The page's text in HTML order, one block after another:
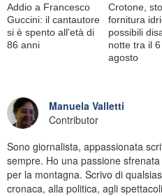
Addio a Francesco
Guccini: il cantautore
si è spento all'età di
86 anni
Crotone,
fornitura
possibili
notte tra il
agosto
Manuela Valletti
Contributor
Sono giornalista, appassionata
sempre. Ho una passione
per la montagna. Scrivo di
cronaca, alla politica, agli